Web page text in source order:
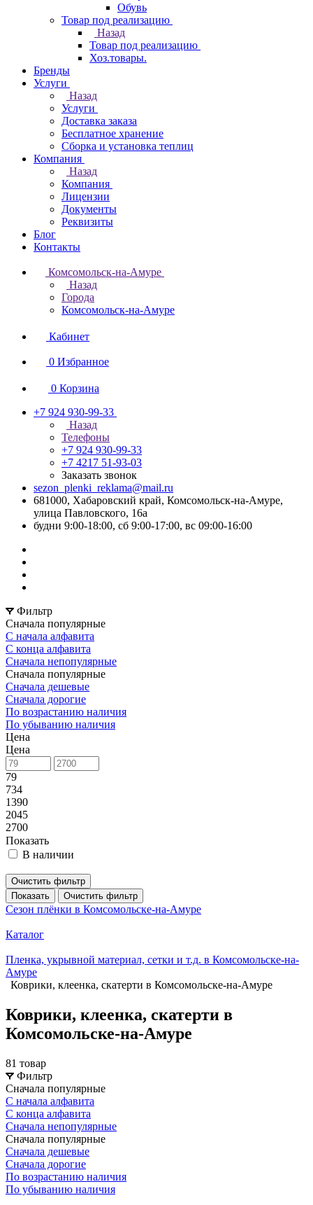
Обувь
Товар под реализацию
Назад
Товар под реализацию
Хоз.товары.
Бренды
Услуги
Назад
Услуги
Доставка заказа
Бесплатное хранение
Сборка и установка теплиц
Компания
Назад
Компания
Лицензии
Документы
Реквизиты
Блог
Контакты
Комсомольск-на-Амуре
Назад
Города
Комсомольск-на-Амуре
Кабинет
0 Избранное
0 Корзина
+7 924 930-99-33
Назад
Телефоны
+7 924 930-99-33
+7 4217 51-93-03
Заказать звонок
sezon_plenki_reklama@mail.ru
681000, Хабаровский край, Комсомольск-на-Амуре,
улица Павловского, 16а
будни 9:00-18:00, сб 9:00-17:00, вс 09:00-16:00
Фильтр
Сначала популярные
С начала алфавита
С конца алфавита
Сначала непопулярные
Сначала популярные
Сначала дешевые
Сначала дорогие
По возрастанию наличия
По убыванию наличия
Цена
Цена
79
734
1390
2045
2700
Показать
В наличии
Очистить фильтр
Показать
Очистить фильтр
Сезон плёнки в Комсомольске-на-Амуре
Каталог
Пленка, укрывной материал, сетки и т.д. в Комсомольске-на-
Амуре
Коврики, клеенка, скатерти в Комсомольске-на-Амуре
Коврики, клеенка, скатерти в
Комсомольске-на-Амуре
81 товар
Фильтр
Сначала популярные
С начала алфавита
С конца алфавита
Сначала непопулярные
Сначала популярные
Сначала дешевые
Сначала дорогие
По возрастанию наличия
По убыванию наличия